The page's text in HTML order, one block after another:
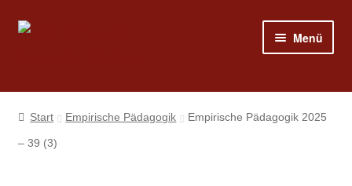
Zur
Zum
Menü
Shop
Programm
Start Empirische Pädagogik Empirische Pädagogik 2025
– 39 (3)